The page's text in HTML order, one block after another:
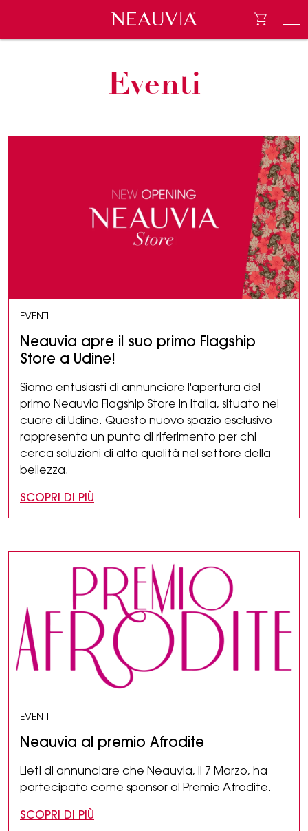
Neauvia Go to e-
Eventi
EVENTI
Neauvia apre il suo primo Flagship
Store a Udine!
Siamo entusiasti di annunciare l'apertura del
primo Neauvia Flagship Store in Italia, situato nel
cuore di Udine. Questo nuovo spazio esclusivo
rappresenta un punto di riferimento per chi
cerca soluzioni di alta qualità nel settore della
bellezza.
SCOPRI DI PIÙ
EVENTI
Neauvia al premio Afrodite
Lieti di annunciare che Neauvia, il 7 Marzo, ha
partecipato come sponsor al Premio Afrodite.
SCOPRI DI PIÙ